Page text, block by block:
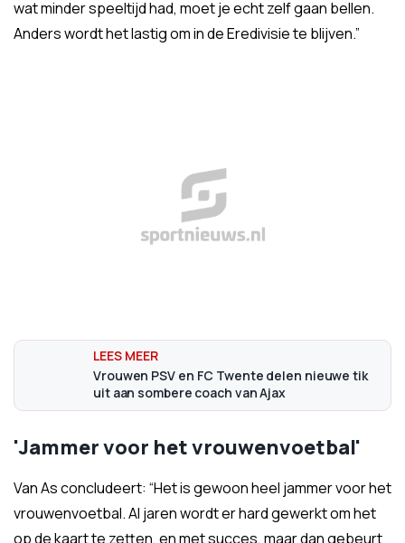
wat minder speeltijd had, moet je echt zelf gaan bellen.
Anders wordt het lastig om in de Eredivisie te blijven.”
Vrouwen PSV en FC Twente delen nieuwe tik
uit aan sombere coach van Ajax
'Jammer voor het vrouwenvoetbal'
Van As concludeert: “Het is gewoon heel jammer voor het
vrouwenvoetbal. Al jaren wordt er hard gewerkt om het
op de kaart te zetten, en met succes, maar dan gebeurt